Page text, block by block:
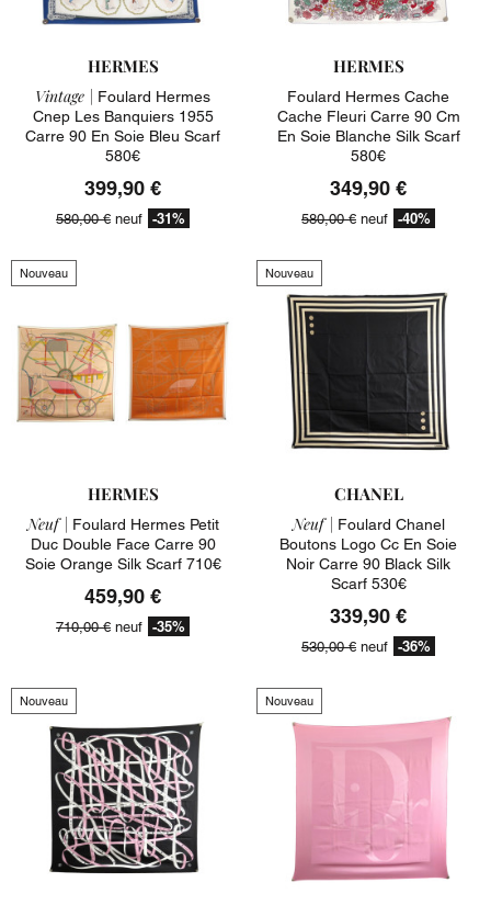
HERMES
Vintage | Foulard Hermes
Cnep Les Banquiers 1955
Carre 90 En Soie Bleu Scarf
580€
399,90 €
580,00 € neuf -31%
HERMES
Foulard Hermes Cache
Cache Fleuri Carre 90 Cm
En Soie Blanche Silk Scarf
580€
349,90 €
580,00 € neuf -40%
Nouveau
HERMES
Neuf | Foulard Hermes Petit
Duc Double Face Carre 90
Soie Orange Silk Scarf 710€
459,90 €
710,00 € neuf -35%
Nouveau
CHANEL
Neuf | Foulard Chanel
Boutons Logo Cc En Soie
Noir Carre 90 Black Silk
Scarf 530€
339,90 €
530,00 € neuf -36%
Nouveau Nouveau